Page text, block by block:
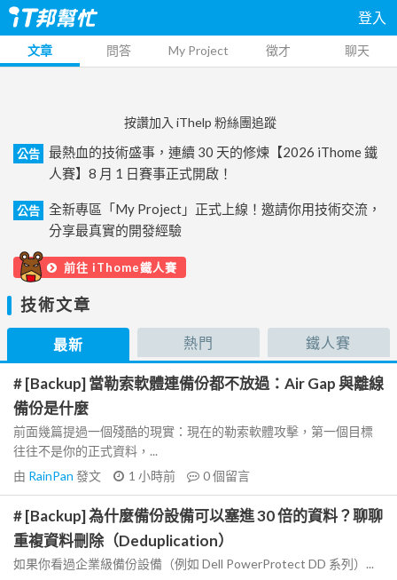
登入
文章 問答 My Project 徵才 聊天
按讚加入 iThelp 粉絲團追蹤
公告
最熱血的技術盛事，連續 30 天的修煉【2026 iThome 鐵
人賽】8 月 1 日賽事正式開啟！
公告
全新專區「My Project」正式上線！邀請你用技術交流，
分享最真實的開發經驗
前往 iThome鐵人賽
技術文章
最新 熱門 鐵人賽
# [Backup] 當勒索軟體連備份都不放過：Air Gap 與離線
備份是什麼
前面幾篇提過一個殘酷的現實：現在的勒索軟體攻擊，第一個目標
往往不是你的正式資料，...
由 RainPan 發文 1 小時前 0個留言
# [Backup] 為什麼備份設備可以塞進 30 倍的資料？聊聊
重複資料刪除（Deduplication）
如果你看過企業級備份設備（例如 Dell PowerProtect DD 系列）...